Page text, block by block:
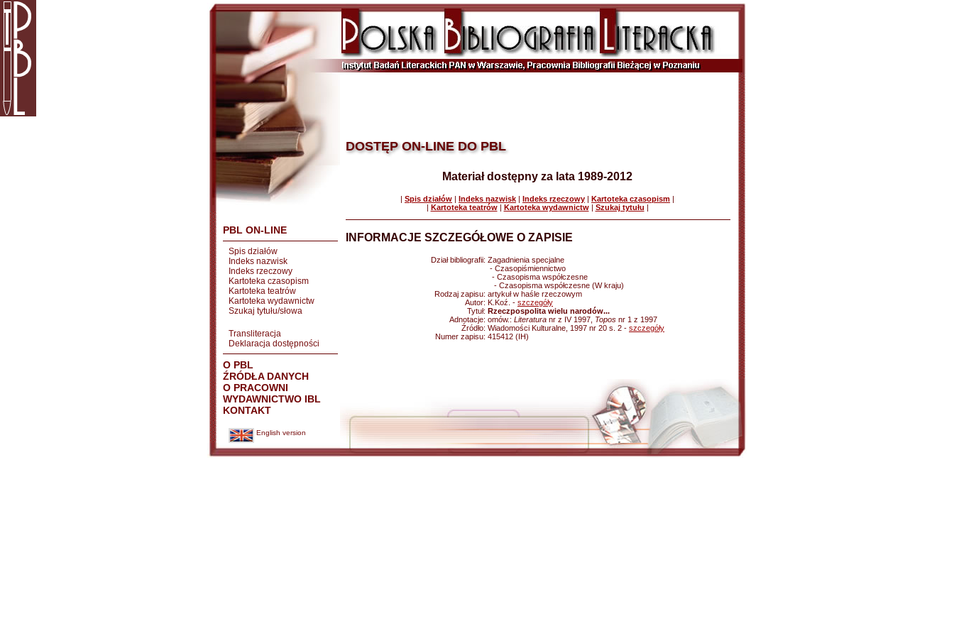
PBL ON-LINE
Spis działów
Indeks nazwisk
Indeks rzeczowy
Kartoteka czasopism
Kartoteka teatrów
Kartoteka wydawnictw
Szukaj tytułu/słowa
Transliteracja
Deklaracja dostępności
O PBL
ŹRÓDŁA DANYCH
O PRACOWNI
WYDAWNICTWO IBL
KONTAKT
English version
DOSTĘP ON-LINE DO PBL
Materiał dostępny za lata 1989-2012
| Spis działów | Indeks nazwisk | Indeks rzeczowy | Kartoteka czasopism |
| Kartoteka teatrów| Kartoteka wydawnictw| Szukaj tytułu |
INFORMACJE SZCZEGÓŁOWE O ZAPISIE
Dział bibliografii: Zagadnienia specjalne
- Czasopiśmiennictwo
- Czasopisma współczesne
- Czasopisma współczesne (W kraju)
Rodzaj zapisu: artykuł w haśle rzeczowym
Autor: K.Koź. - szczegóły
Tytuł: Rzeczpospolita wielu narodów...
Adnotacje: omów.: Literatura nr z IV 1997, Topos nr 1 z 1997
Źródło: Wiadomości Kulturalne, 1997 nr 20 s. 2 - szczegóły
Numer zapisu: 415412 (IH)